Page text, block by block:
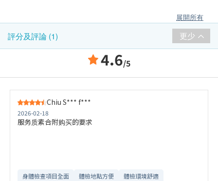
展開所有
評分及評論 (1) 更少
4.6/5
Chiu S*** f***
2026-02-18
服务质素合附购买的要求
身體檢查項目全面 體檢地點方便 體檢環境舒適​